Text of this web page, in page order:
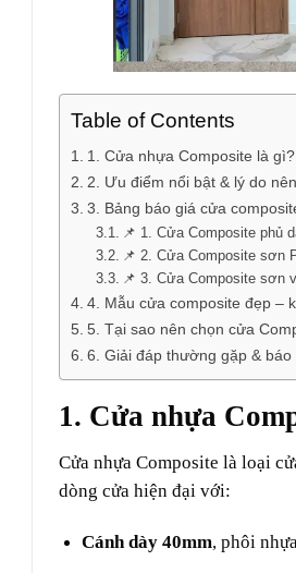
Table of Contents
1. Cửa nhựa Composite là gì?
2. Ưu điểm nổi bật & lý do
3. Bảng báo giá cửa
📌 1. Cửa Composite phủ
📌 2. Cửa Composite sơn
📌 3. Cửa Composite sơn
4. Mẫu cửa composite đẹp –
5. Tại sao nên chọn cửa
6. Giải đáp thường gặp &
1. Cửa nhựa
Cửa nhựa Composite là loại
dòng cửa hiện đại với:
Cánh dày 40mm, phôi